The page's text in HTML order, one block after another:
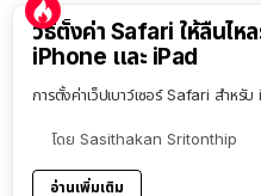
วิธีตั้งค่า Safari ให้ลื่นไห
iPhone และ iPad
การตั้งค่าเว็ปเบาว์เซอร์ Safari สำห
โดย Sasithakan Sritonthip
อ่านเพิ่มเติม